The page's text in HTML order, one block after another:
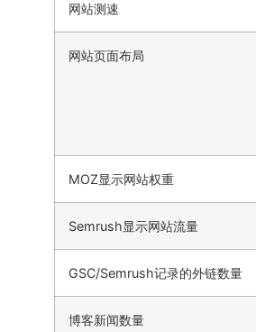
网站测速
网站页面布局
MOZ显示网站权重
Semrush显示网站流量
GSC/Semrush记录的外链数量
博客新闻数量